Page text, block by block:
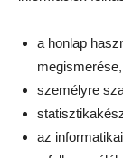
a honlap
megismerése,
személyre
az